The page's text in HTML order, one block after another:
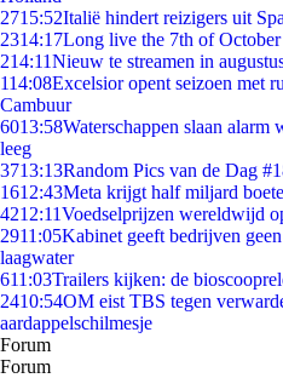
2715:52Italië hindert reizigers uit
2314:17Long live the 7th of October
214:11Nieuw te streamen in
114:08Excelsior opent seizoen met
Cambuur
6013:58Waterschappen slaan alarm
leeg
3713:13Random Pics van de Dag
1612:43Meta krijgt half miljard
4212:11Voedselprijzen wereldwijd
2911:05Kabinet geeft bedrijven
laagwater
611:03Trailers kijken: de
2410:54OM eist TBS tegen
aardappelschilmesje
Forum
Forum